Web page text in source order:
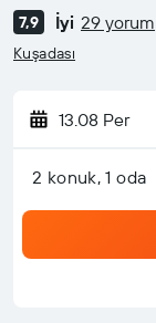
0 sınıf oylaması
7,9 İyi 29 yorum
Kuşadası
13.08 Per
2 konuk, 1 oda